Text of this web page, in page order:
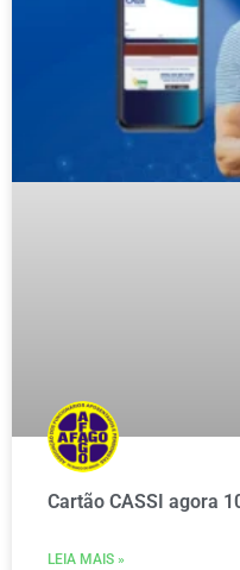
Cartão CASSI agora
LEIA MAIS »